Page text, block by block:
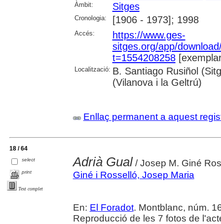
Àmbit: Sitges
Cronologia: [1906 - 1973]; 1998
Accés:
https://www.ges-
sitges.org/app/
t=1554208258
Localització: B. Santiago Rusiñol
(Vilanova i la Geltrú)
Enllaç permanent a aquest
18 / 64
select
print
Text complet
Adrià Gual/ Josep M. Giné
Giné i Rosselló, Josep Maria
En: El Foradot. Montblanc, núm.
Reproducció de les 7 fotos de